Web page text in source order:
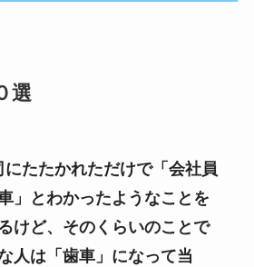
選
たたかれただけで「会社員
」とわかったようなことを
けど、そのくらいのことで
人は「歯車」になって当